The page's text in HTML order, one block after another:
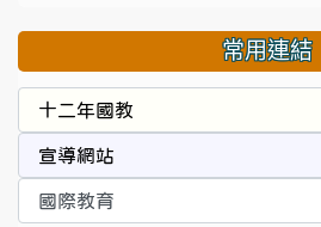
常用連結